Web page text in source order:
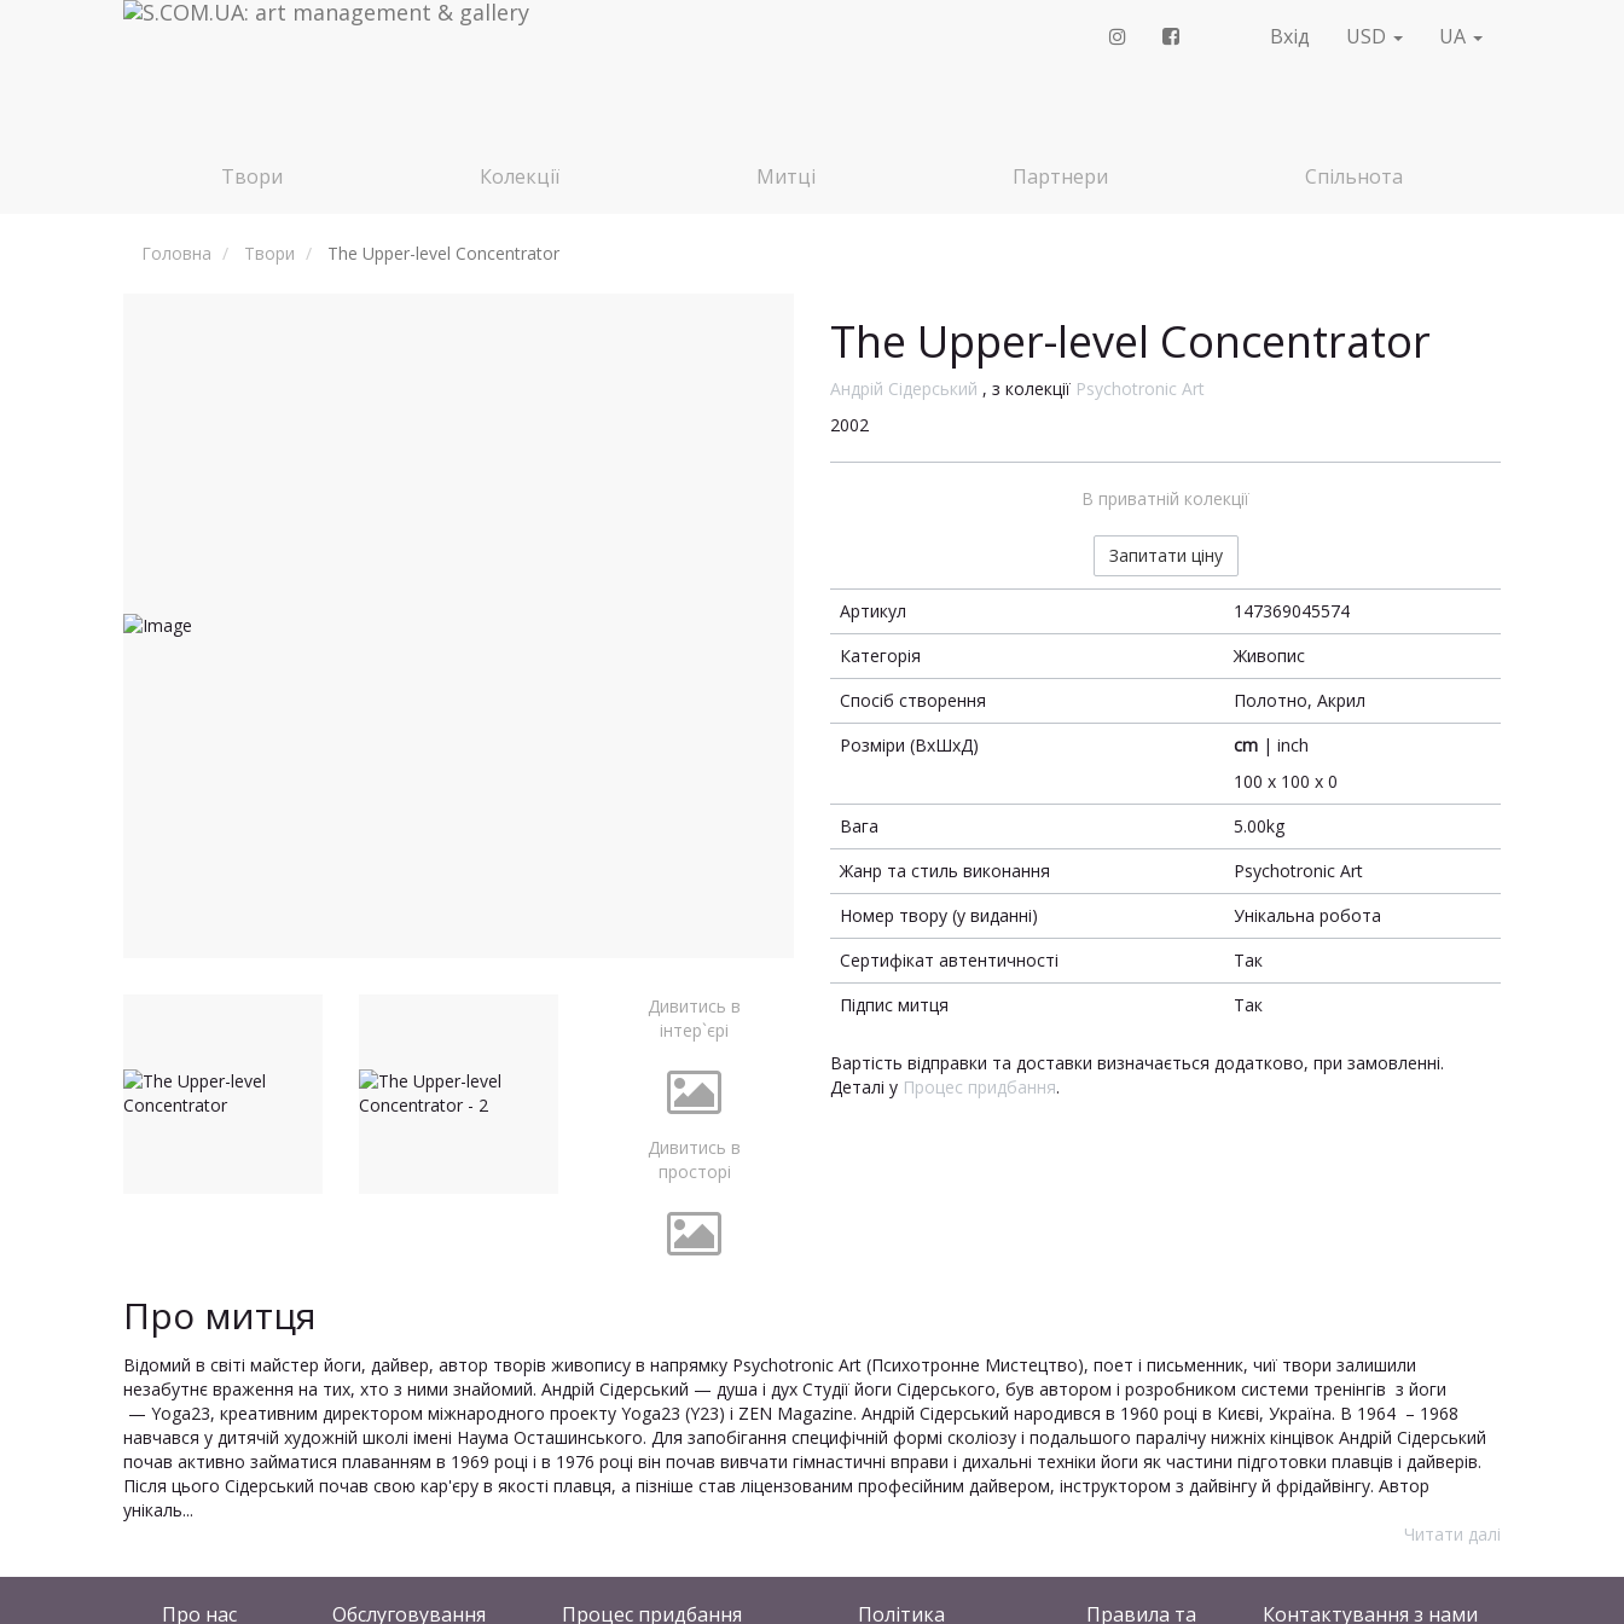
UA
USD
Вхід
Твори Колекції Митці Партнери Спільнота
Головна Твори The Upper-level Concentrator
Дивитись в
інтер`єрі
Дивитись в
просторі
The Upper-level Concentrator
Андрій Сідерський , з колекції Psychotronic Art
2002
В приватній колекції
Запитати ціну
Артикул
147369045574
Категорія
Живопис
Спосіб створення
Полотно, Акрил
Розміри (ВхШхД)
cm | inch
100 x 100 x 0
Вага
5.00kg
Жанр та стиль виконання
Psychotronic Art
Номер твору (у виданні)
Унікальна робота
Сертифікат автентичності
Так
Підпис митця
Так
Вартість відправки та доставки визначається додатково, при замовленні.
Деталі у Процес придбання.
Про митця
Відомий в світі майстер йоги, дайвер, автор творів живопису в напрямку Psychotronic Art (Психотронне Мистецтво), поет і письменник, чиї твори залишили
незабутнє враження на тих, хто з ними знайомий. Андрій Сідерський — душа і дух Студії йоги Сідерського, був автором і розробником системи тренінгів з йоги
— Yoga23, креативним директором міжнародного проекту Yoga23 (Y23) і ZEN Magazine. Андрій Сідерський народився в 1960 році в Києві, Україна. В 1964 – 1968
навчався у дитячій художній школі імені Наума Осташинського. Для запобігання специфічній формі сколіозу і подальшого паралічу нижніх кінцівок Андрій Сідерський
почав активно займатися плаванням в 1969 році і в 1976 році він почав вивчати гімнастичні вправи і дихальні техніки йоги як частини підготовки плавців і дайверів.
Після цього Сідерський почав свою кар'єру в якості плавця, а пізніше став ліцензованим професійним дайвером, інструктором з дайвінгу й фрідайвінгу. Автор
унікаль...
Читати далі
Про нас Обслуговування Процес придбання Політика Правила та Контактування з нами